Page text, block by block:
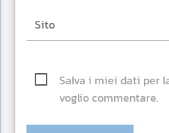
Salva i miei dati per
voglio commentare.